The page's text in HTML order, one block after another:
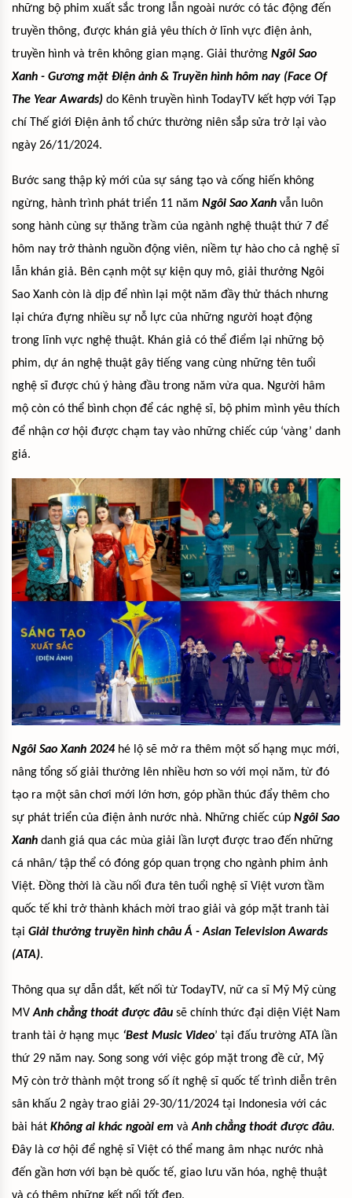
những bộ phim xuất sắc trong lẫn ngoài nước có tác động đến
truyền thông, được khán giả yêu thích ở lĩnh vực điện ảnh,
truyền hình và trên không gian mạng. Giải thưởng Ngôi Sao
Xanh - Gương mặt Điện ảnh & Truyền hình hôm nay (Face Of
The Year Awards) do Kênh truyền hình TodayTV kết hợp với Tạp
chí Thế giới Điện ảnh tổ chức thường niên sắp sửa trở lại vào
ngày 26/11/2024.
Bước sang thập kỷ mới của sự sáng tạo và cống hiến không
ngừng, hành trình phát triển 11 năm Ngôi Sao Xanh vẫn luôn
song hành cùng sự thăng trầm của ngành nghệ thuật thứ 7 để
hôm nay trở thành nguồn động viên, niềm tự hào cho cả nghệ sĩ
lẫn khán giả. Bên cạnh một sự kiện quy mô, giải thưởng Ngôi
Sao Xanh còn là dịp để nhìn lại một năm đầy thử thách nhưng
lại chứa đựng nhiều sự nỗ lực của những người hoạt động
trong lĩnh vực nghệ thuật. Khán giả có thể điểm lại những bộ
phim, dự án nghệ thuật gây tiếng vang cùng những tên tuổi
nghệ sĩ được chú ý hàng đầu trong năm vừa qua. Người hâm
mộ còn có thể bình chọn để các nghệ sĩ, bộ phim mình yêu thích
để nhận cơ hội được chạm tay vào những chiếc cúp ‘vàng’ danh
giá.
Ngôi Sao Xanh 2024 hé lộ sẽ mở ra thêm một số hạng mục mới,
nâng tổng số giải thưởng lên nhiều hơn so với mọi năm, từ đó
tạo ra một sân chơi mới lớn hơn, góp phần thúc đẩy thêm cho
sự phát triển của điện ảnh nước nhà. Những chiếc cúp Ngôi Sao
Xanh danh giá qua các mùa giải lần lượt được trao đến những
cá nhân/ tập thể có đóng góp quan trọng cho ngành phim ảnh
Việt. Đồng thời là cầu nối đưa tên tuổi nghệ sĩ Việt vươn tầm
quốc tế khi trở thành khách mời trao giải và góp mặt tranh tài
tại Giải thưởng truyền hình châu Á - Asian Television Awards
(ATA).
Thông qua sự dẫn dắt, kết nối từ TodayTV, nữ ca sĩ Mỹ Mỹ cùng
MVAnh chẳng thoát được đâu sẽ chính thức đại diện Việt Nam
tranh tài ở hạng mục ‘Best Music Video’ tại đấu trường ATA lần
thứ 29 năm nay. Song song với việc góp mặt trong đề cử, Mỹ
Mỹ còn trở thành một trong số ít nghệ sĩ quốc tế trình diễn trên
sân khấu 2 ngày trao giải 29-30/11/2024 tại Indonesia với các
bài hát Không ai khác ngoài em vàAnh chẳng thoát được đâu.
Đây là cơ hội để nghệ sĩ Việt có thể mang âm nhạc nước nhà
đến gần hơn với bạn bè quốc tế, giao lưu văn hóa, nghệ thuật
và có thêm những kết nối tốt đẹp.